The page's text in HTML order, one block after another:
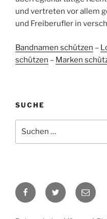
Blick aufs ProvenExpert-
und vertreten vor allem
und Freiberufler in
Bandnamen schützen –
schützen – Marken
SUCHE
nach:
FacebookTwitter E-
Mail